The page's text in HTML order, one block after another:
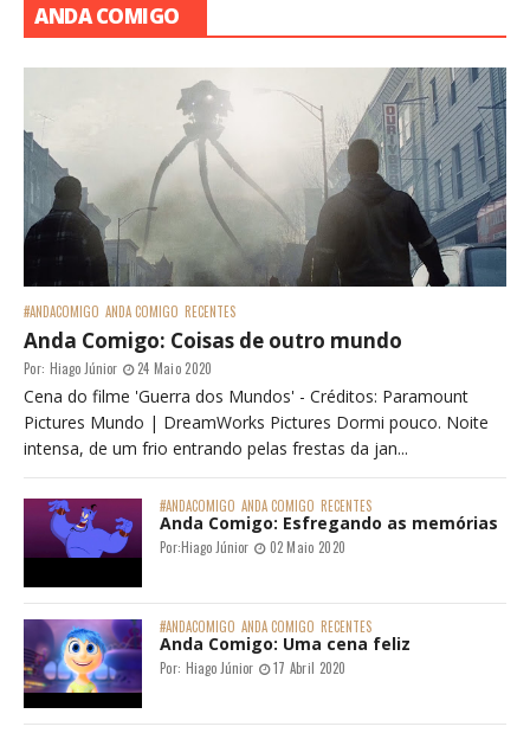
ANDA COMIGO
#ANDACOMIGO ANDA COMIGO RECENTES
Anda Comigo: Coisas de outro mundo
Por: Hiago Júnior 24 Maio 2020
Cena do filme 'Guerra dos Mundos' - Créditos: Paramount
Pictures Mundo | DreamWorks Pictures Dormi pouco. Noite
intensa, de um frio entrando pelas frestas da jan...
#ANDACOMIGO ANDA COMIGO RECENTES
Anda Comigo: Esfregando as memórias
Por:Hiago Júnior 02 Maio 2020
#ANDACOMIGO ANDA COMIGO RECENTES
Anda Comigo: Uma cena feliz
Por: Hiago Júnior 17 Abril 2020